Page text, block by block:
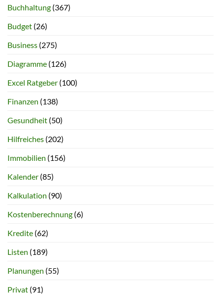
Buchhaltung (367)
Budget (26)
Business (275)
Diagramme (126)
Excel Ratgeber (100)
Finanzen (138)
Gesundheit (50)
Hilfreiches (202)
Immobilien (156)
Kalender (85)
Kalkulation (90)
Kostenberechnung (6)
Kredite (62)
Listen (189)
Planungen (55)
Privat (91)